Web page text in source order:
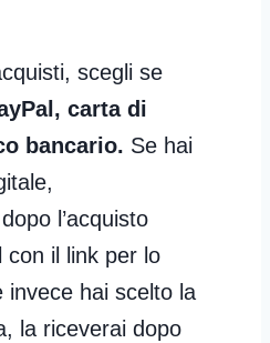
scegli se
carta di
bancario. Se hai
l’acquisto
con il link per lo
invece hai scelto la
la riceverai dopo